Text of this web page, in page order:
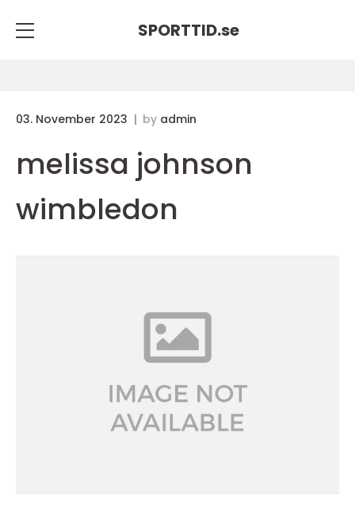
SPORTTID.se
03. November 2023 by admin
melissa johnson
wimbledon